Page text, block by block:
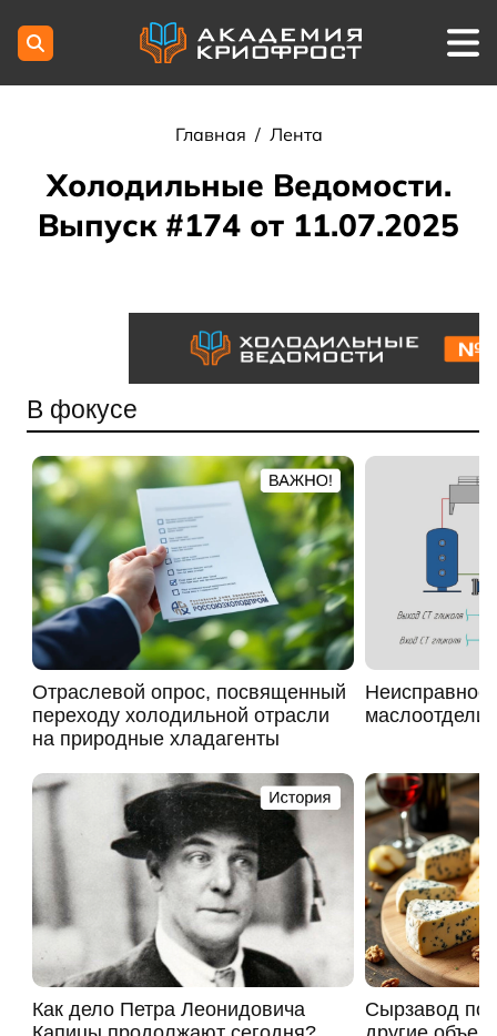
Главная / Лента
Холодильные Ведомости.
Выпуск #174 от 11.07.2025